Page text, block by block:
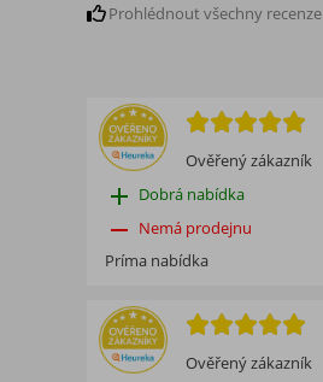
Prohlédnout všechny recenze
Ověřený zákazník
add Dobrá nabídka
remove Nemá prodejnu
Príma nabídka
Ověřený zákazník